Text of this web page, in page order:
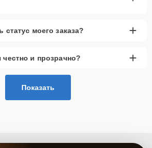
статус моего заказа? +
и прозрачно? +
Показать